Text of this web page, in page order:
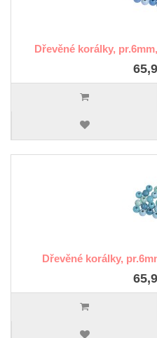
Dřevěné korálky,
Dřevěné korálky,